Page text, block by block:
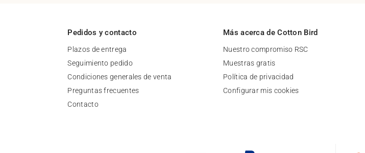
Pedidos y contacto
Plazos de entrega
Seguimiento pedido
Condiciones generales de venta
Preguntas frecuentes
Contacto
Más acerca de Cotton Bird
Nuestro compromiso RSC
Muestras gratis
Política de privacidad
Configurar mis cookies